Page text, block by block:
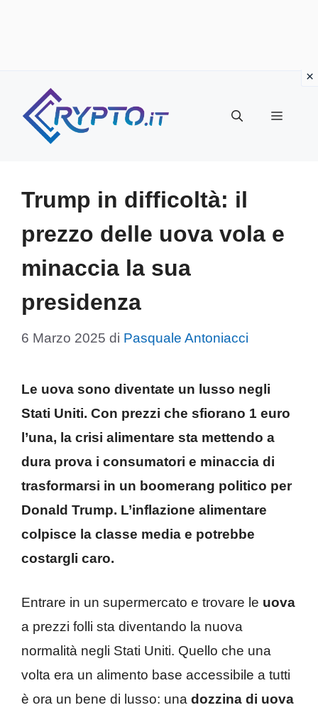
contenuto
Menu
Trump in difficoltà: il
prezzo delle uova vola e
minaccia la sua
presidenza
6 Marzo 2025 di Pasquale Antoniacci
Le uova sono diventate un lusso negli
Stati Uniti. Con prezzi che sfiorano 1 euro
l’una, la crisi alimentare sta mettendo a
dura prova i consumatori e minaccia di
trasformarsi in un boomerang politico per
Donald Trump. L’inflazione alimentare
colpisce la classe media e potrebbe
costargli caro.
Entrare in un supermercato e trovare le uova
a prezzi folli sta diventando la nuova
normalità negli Stati Uniti. Quello che una
volta era un alimento base accessibile a tutti
è ora un bene di lusso: una dozzina di uova